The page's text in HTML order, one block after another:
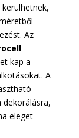
Az
kap a
A
dekorálásra,
eleget